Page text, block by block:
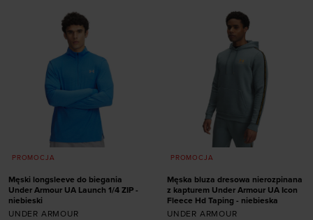
M M
PROMOCJA
Męski longsleeve do biegania
Under Armour UA Launch 1/4 ZIP -
niebieski
UNDER ARMOUR
PROMOCJA
Męska bluza dresowa nierozpinana
z kapturem Under Armour UA Icon
Fleece Hd Taping - niebieska
UNDER ARMOUR